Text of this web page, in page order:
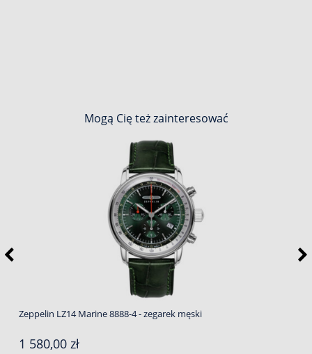
Mogą Cię też zainteresować
Zeppelin LZ14 Marine 8888-4 - zegarek męski
1 580,00 zł